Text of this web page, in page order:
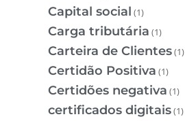
Capital social (1)
Carga tributária (1)
Carteira de Clientes(1)
Certidão Positiva (1)
Certidões negativa (1)
certificados digitais(1)